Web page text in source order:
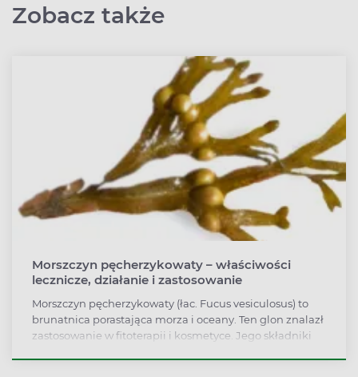
Zobacz także
Morszczyn pęcherzykowaty – właściwości
lecznicze, działanie i zastosowanie
Morszczyn pęcherzykowaty (łac. Fucus vesiculosus) to
brunatnica porastająca morza i oceany. Ten glon znalazł
zastosowanie w fitoterapii i kosmetyce. Jego składniki